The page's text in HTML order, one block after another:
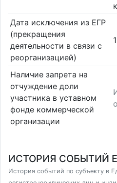
Дата исключения из ЕГР
(прекращения
деятельности в связи с
реорганизацией)
Наличие запрета на
отчуждение доли
участника в уставном
фонде коммерческой
организации
ИСТОРИЯ СОБЫТИЙ
История событий по субъекту в